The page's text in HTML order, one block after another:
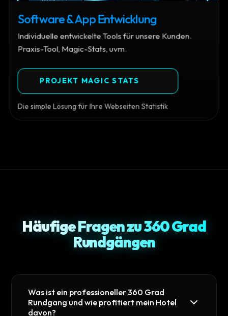
Software & App Entwicklung
Individuelle entwickelte Tools für unsere Kunden.
Praxis-Tool, Magic-Stats, uvm.
PROJEKT MAGIC STATS
Die simple Lösung für Ihre Webseiten Statistik
Häufige Fragen zu 360 Grad
Rundgängen
Was ist ein professioneller 360 Grad
Rundgang und wie profitiert mein Hotel
davon?